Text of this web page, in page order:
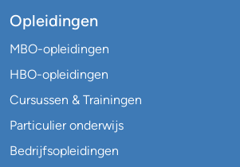
Opleidingen
MBO-opleidingen
HBO-opleidingen
Cursussen & Trainingen
Particulier onderwijs
Bedrijfsopleidingen